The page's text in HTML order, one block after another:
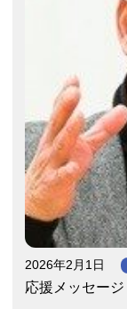
2026年2月1日
応援メッセー